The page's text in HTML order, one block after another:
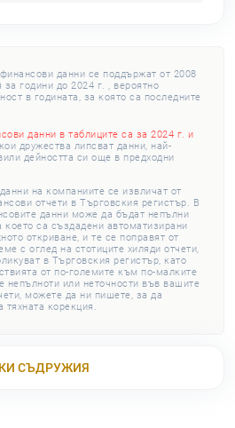
данни се поддържат от 2008
години до 2024 г. , вероятно
в годината, за която са последните
данни в таблиците са за 2024 г. и
дружества липсват данни, най-
дейността си още в предходни
на компаниите се извличат от
отчети в Търговския регистър. В
данни може да бъдат непълни
което са създадени автоматизирани
откриване, и те се поправят от
с оглед на стотиците хиляди отчети,
в Търговския регистър, като
от по-големите към по-малките
непълноти или неточности във вашите
можете да ни пишете, за да
тяхната корекция.
СЪДРУЖИЯ